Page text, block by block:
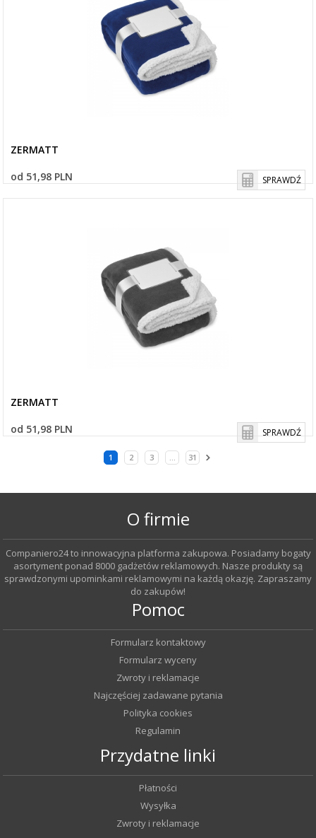
ZERMATT
od 51,98 PLN
SPRAWDŹ
ZERMATT
od 51,98 PLN
SPRAWDŹ
1 2 3 ... 31
O firmie
Companiero24 to innowacyjna platforma zakupowa. Posiadamy bogaty
asortyment ponad 8000 gadżetów reklamowych. Nasze produkty są
sprawdzonymi upominkami reklamowymi na każdą okazję. Zapraszamy
do zakupów!
Pomoc
Formularz kontaktowy
Formularz wyceny
Zwroty i reklamacje
Najczęściej zadawane pytania
Polityka cookies
Regulamin
Przydatne linki
Płatności
Wysyłka
Zwroty i reklamacje